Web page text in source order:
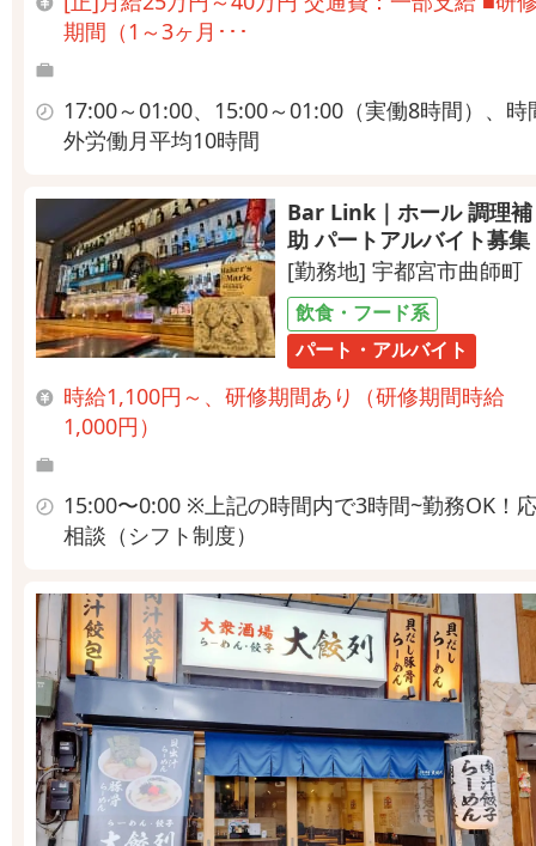
期間（1～3ヶ月･･･
17:00～01:00、15:00～01:00（実働8時間）、時
外労働月平均10時間
Bar Link｜ホール 調理補
助 パートアルバイト募集
[勤務地] 宇都宮市曲師町
飲食・フード系
パート・アルバイト
時給1,100円～、研修期間あり（研修期間時給
1,000円）
15:00〜0:00 ※上記の時間内で3時間~勤務OK！
相談（シフト制度）